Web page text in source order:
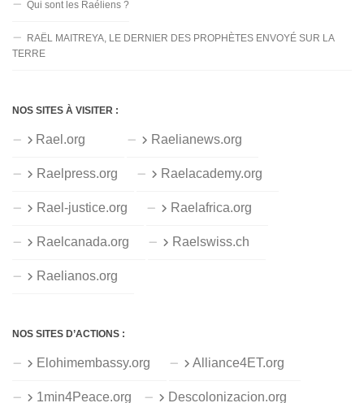
Qui sont les Raéliens ?
RAËL MAITREYA, LE DERNIER DES PROPHÈTES ENVOYÉ SUR LA
TERRE
NOS SITES À VISITER :
Rael.org Raelianews.org
Raelpress.org Raelacademy.org
Rael-justice.org Raelafrica.org
Raelcanada.org Raelswiss.ch
Raelianos.org
NOS SITES D’ACTIONS :
Elohimembassy.org Alliance4ET.org
1min4Peace.org Descolonizacion.org